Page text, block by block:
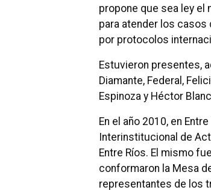
propone que sea ley el
para atender los
por protocolos
Estuvieron presentes,
Diamante, Federal,
Espinoza y Héctor
En el año 2010, en
Interinstitucional de
Entre Ríos. El mismo
conformaron la Mesa
representantes de los